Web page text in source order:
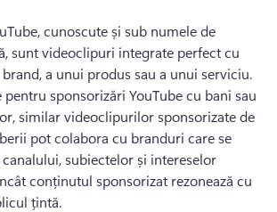
cunoscute și sub numele de
sunt videoclipuri integrate perfect cu
sponsorizări YouTube cu bani sau
similar videoclipurilor sponsorizate de
pot colabora cu branduri care se
subiectelor și intereselor
conținutul sponsorizat rezonează cu
țintă.